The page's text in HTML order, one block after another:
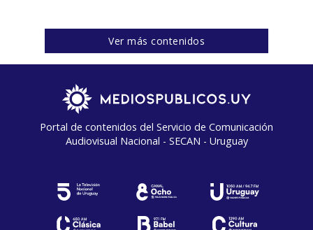
Ver más contenidos
Portal de contenidos del Servicio de Comunicación
Audiovisual Nacional - SECAN - Uruguay